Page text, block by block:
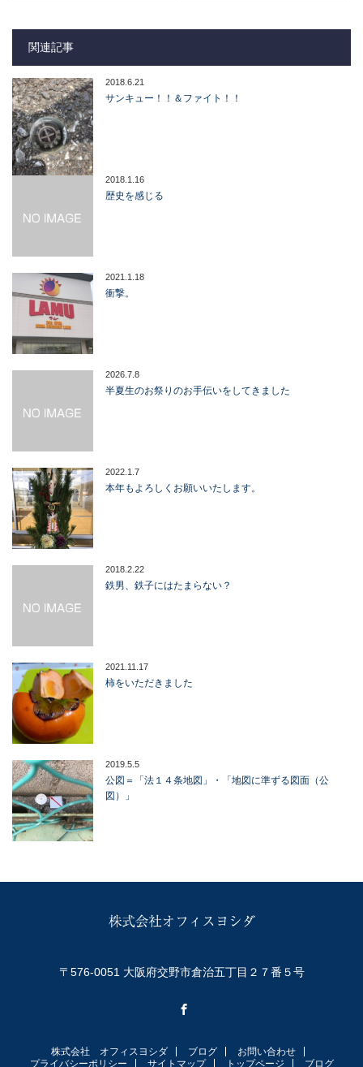
関連記事
2018.6.21
サンキュー！！＆ファイト！！
2018.1.16
歴史を感じる
2021.1.18
衝撃。
2026.7.8
半夏生のお祭りのお手伝いをしてきました
2022.1.7
本年もよろしくお願いいたします。
2018.2.22
鉄男、鉄子にはたまらない？
2021.11.17
柿をいただきました
2019.5.5
公図＝「法１４条地図」・「地図に準ずる図面（公
図）」
〒576-0051 大阪府交野市倉治五丁目２７番５号
株式会社 オフィスヨシダ ブログ
お問い合わせ
プライバシーポリシー
サイトマップ トップページ ブログ